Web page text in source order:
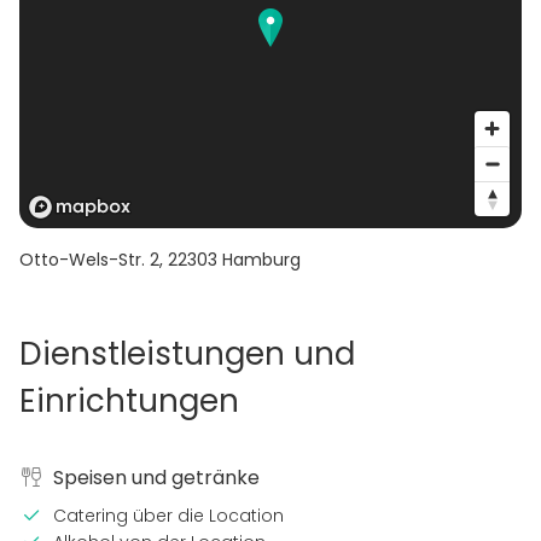
Otto-Wels-Str. 2, 22303 Hamburg
Dienstleistungen und
Einrichtungen
Speisen und getränke
Catering über die Location